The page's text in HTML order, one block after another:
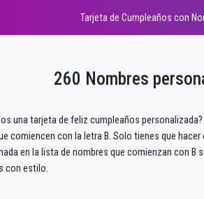
Tarjeta de Cumpleaños con
260 Nombres
una tarjeta de feliz cumpleaños
comiencen con la letra B. Solo tienes que
en la lista de nombres que comienzan con
con estilo.